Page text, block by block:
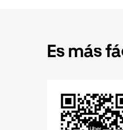
Es más